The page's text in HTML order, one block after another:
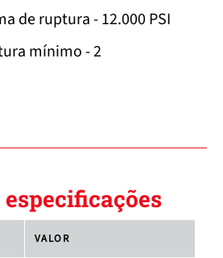
de ruptura - 12.000 PSI
mínimo - 2
VALOR